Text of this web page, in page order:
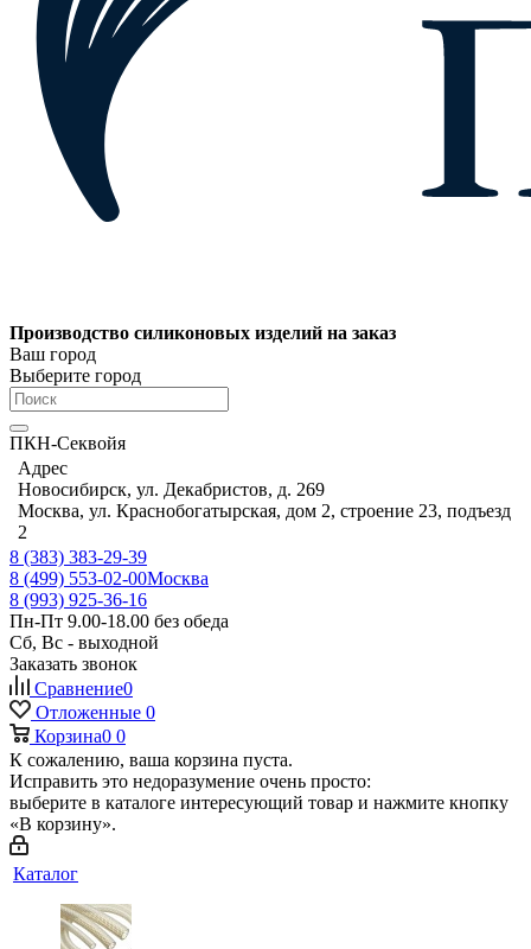
Производство силиконовых изделий на заказ
Ваш город
Выберите город
ПКН-Секвойя
Адрес
Новосибирск, ул. Декабристов, д. 269
Москва, ул. Краснобогатырская, дом 2, строение 23, подъезд
2
8 (383) 383-29-39
8 (499) 553-02-00Москва
8 (993) 925-36-16
Пн-Пт 9.00-18.00 без обеда
Сб, Вс - выходной
Заказать звонок
Сравнение0
Отложенные 0
Корзина0 0
К сожалению, ваша корзина пуста.
Исправить это недоразумение очень просто:
выберите в каталоге интересующий товар и нажмите кнопку
«В корзину».
Каталог